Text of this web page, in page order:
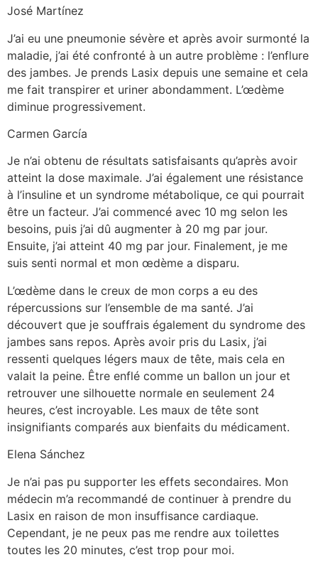
José Martínez
J’ai eu une pneumonie sévère et après avoir surmonté la
maladie, j’ai été confronté à un autre problème : l’enflure
des jambes. Je prends Lasix depuis une semaine et cela
me fait transpirer et uriner abondamment. L’œdème
diminue progressivement.
Carmen García
Je n’ai obtenu de résultats satisfaisants qu’après avoir
atteint la dose maximale. J’ai également une résistance
à l’insuline et un syndrome métabolique, ce qui pourrait
être un facteur. J’ai commencé avec 10 mg selon les
besoins, puis j’ai dû augmenter à 20 mg par jour.
Ensuite, j’ai atteint 40 mg par jour. Finalement, je me
suis senti normal et mon œdème a disparu.
L’œdème dans le creux de mon corps a eu des
répercussions sur l’ensemble de ma santé. J’ai
découvert que je souffrais également du syndrome des
jambes sans repos. Après avoir pris du Lasix, j’ai
ressenti quelques légers maux de tête, mais cela en
valait la peine. Être enflé comme un ballon un jour et
retrouver une silhouette normale en seulement 24
heures, c’est incroyable. Les maux de tête sont
insignifiants comparés aux bienfaits du médicament.
Elena Sánchez
Je n’ai pas pu supporter les effets secondaires. Mon
médecin m’a recommandé de continuer à prendre du
Lasix en raison de mon insuffisance cardiaque.
Cependant, je ne peux pas me rendre aux toilettes
toutes les 20 minutes, c’est trop pour moi.